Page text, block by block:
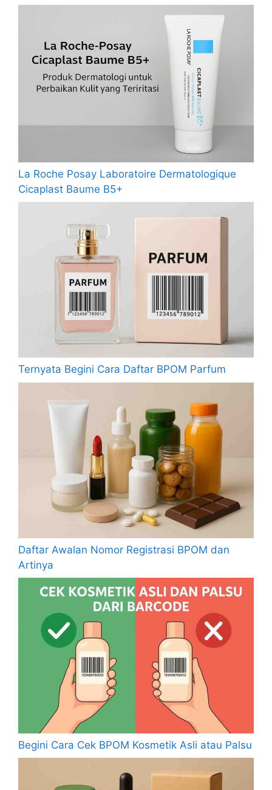
La Roche Posay Laboratoire Dermatologique
Cicaplast Baume B5+
Ternyata Begini Cara Daftar BPOM Parfum
Daftar Awalan Nomor Registrasi BPOM dan
Artinya
Begini Cara Cek BPOM Kosmetik Asli atau Palsu